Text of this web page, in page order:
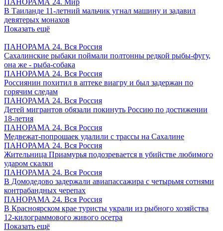
ПАНОРАМА 24. Мир
В Таиланде 11-летний мальчик угнал машину и задавил
девятерых монахов
Показать ещё
ПАНОРАМА 24. Вся Россия
Сахалинские рыбаки поймали полтонны редкой рыбы-фугу,
она же - рыба-собака
ПАНОРАМА 24. Вся Россия
Россиянин похитил в аптеке виагру и был задержан по
горячим следам
ПАНОРАМА 24. Вся Россия
Детей мигрантов обязали покинуть Россию по достижении
18-летия
ПАНОРАМА 24. Вся Россия
Медвежат-попрошаек удалили с трассы на Сахалине
ПАНОРАМА 24. Вся Россия
Жительница Приамурья подозревается в убийстве любимого
ударом скалки
ПАНОРАМА 24. Вся Россия
В Домодедово задержали авиапассажира с четырьмя сотнями
контрабандных черепах
ПАНОРАМА 24. Вся Россия
В Красноярском крае туристы украли из рыбного хозяйства
12-килограммового живого осетра
Показать ещё